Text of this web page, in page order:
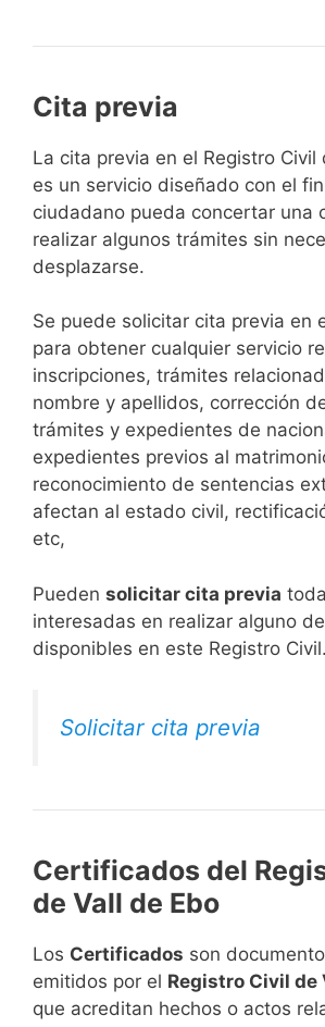
Cita previa
​​​​​​​​​​​​​​​​​​​​​​​​​​​​La cita previa en el Registro Civil
es un servicio diseñado con el
ciudadano pueda concertar una
realizar algunos trámites sin
desplazarse.​
Se puede solicitar cita previa en
para obtener cualquier servicio
inscripciones, trámites
nombre y apellidos, corrección
trámites y expedientes de
expedientes previos al
reconocimiento de sentencias
afectan al estado civil,
etc,
​Pueden solicitar cita previa
interesadas en realizar alguno
disponibles en este Registro Civil.​
Solicitar cita previa
Certificados del
de Vall de Ebo
Los Certificados son
emitidos por el Registro Civil de
que acreditan hechos o actos